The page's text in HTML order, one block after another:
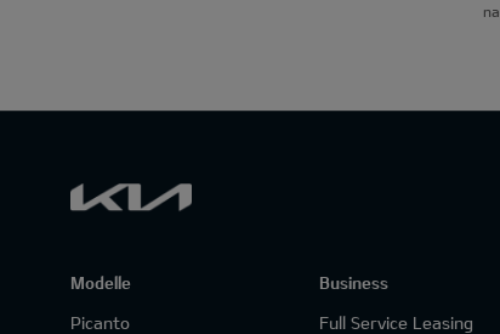
Modelle
Picanto
Business
Full Service Leasing